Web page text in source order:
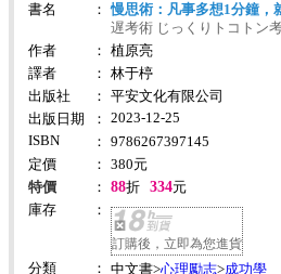
書名 ：
慢思術：凡事多想1分鐘，
遅考術 じっくりトコトン
作者
：
植原亮
譯者
：
林于楟
出版社
：
平安文化有限公司
出版日期
：
2023-12-25
ISBN
：
9786267397145
定價
： 380元
特價
： 88折 334元
庫存
：
訂購後，立即為您進貨
分類
： 中文書>心理勵志>成功學